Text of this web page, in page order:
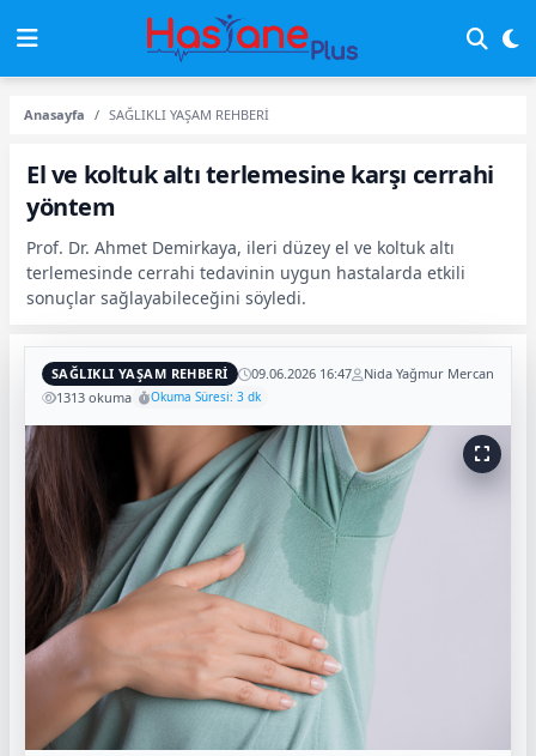
Anasayfa SAĞLIKLI YAŞAM REHBERİ
El ve koltuk altı terlemesine karşı cerrahi
yöntem
Prof. Dr. Ahmet Demirkaya, ileri düzey el ve koltuk altı
terlemesinde cerrahi tedavinin uygun hastalarda etkili
sonuçlar sağlayabileceğini söyledi.
SAĞLIKLI YAŞAM REHBERİ 09.06.2026 16:47
Nida Yağmur Mercan
1313 okuma
Okuma Süresi: 3 dk